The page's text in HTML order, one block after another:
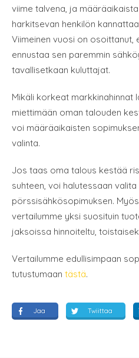
viime talvena, ja
harkitsevan henkilön
Viimeinen vuosi on
ennustaa sen paremmin
tavallisetkaan kuluttajat.
Mikäli korkeat markkinahinnat
miettimään oman talouden
voi määräaikaisten
valinta.
Jos taas oma talous kestää
suhteen, voi halutessaan
pörssisähkösopimuksen.
vertailumme yksi suosituin
jaksoissa hinnoiteltu,
Vertailumme edullisimpaan
tutustumaan tästä.
Jaa Twiittaa